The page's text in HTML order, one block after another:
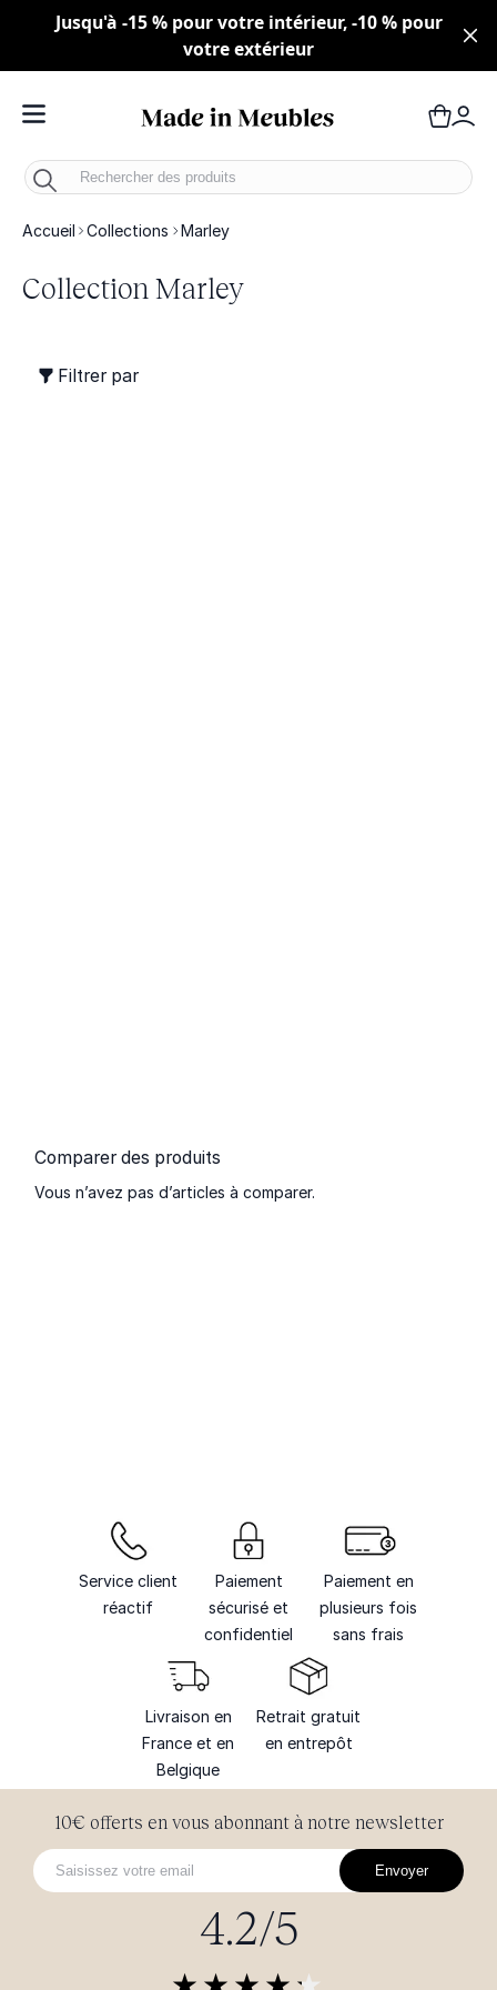
Jusqu'à -15 % pour votre intérieur, -10 % pour
votre extérieur
Toggle Nav
Accueil Collections Marley
Collection Marley
Filtrer par
Comparer des produits
Vous n’avez pas d’articles à comparer.
Service client
réactif
Paiement
sécurisé et
confidentiel
Paiement en
plusieurs fois
sans frais
Livraison en
France et en
Belgique
Retrait gratuit
en entrepôt
10€ offerts en vous abonnant à notre newsletter
Envoyer
4.2/5